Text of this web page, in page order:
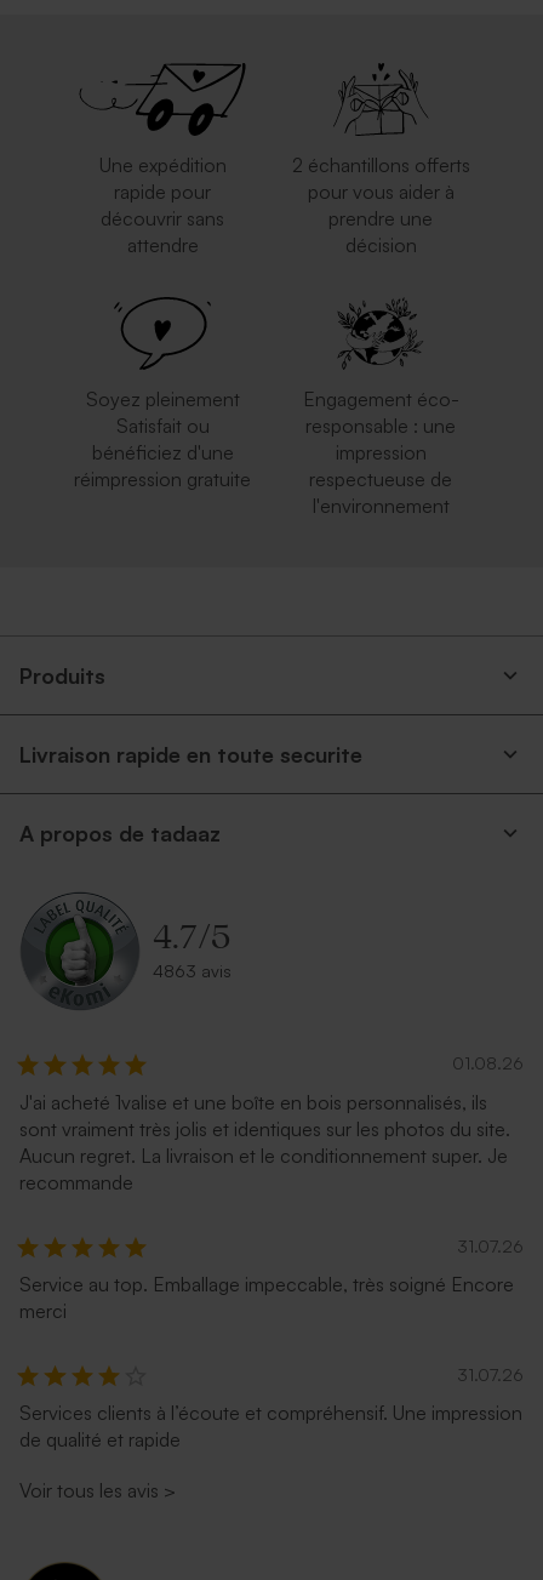
Une expédition
rapide pour
découvrir sans
attendre
2 échantillons offerts
pour vous aider à
prendre une
décision
Soyez pleinement
Satisfait ou
bénéficiez d'une
réimpression gratuite
Engagement éco-
responsable : une
impression
respectueuse de
l'environnement
Produits
Livraison rapide en toute securite
A propos de tadaaz
4.7/5
4863 avis
01.08.26
J'ai acheté 1valise et une boîte en bois personnalisés, ils
sont vraiment très jolis et identiques sur les photos du site.
Aucun regret. La livraison et le conditionnement super. Je
recommande
31.07.26
Service au top. Emballage impeccable, très soigné Encore
merci
31.07.26
Services clients à l’écoute et compréhensif. Une impression
de qualité et rapide
Voir tous les avis >